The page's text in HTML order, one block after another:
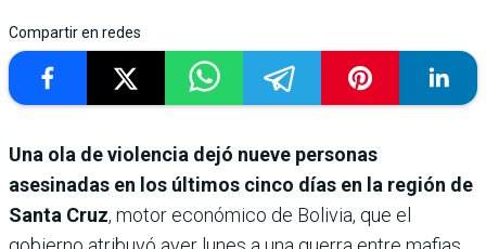
Compartir en redes
Una ola de violencia dejó nueve personas
asesinadas en los últimos cinco días en la región de
Santa Cruz, motor económico de Bolivia, que el